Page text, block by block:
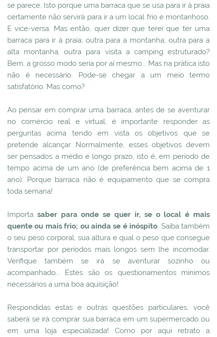
se parece. Isto porque uma barraca que se usa para ir à praia
certamente não servirá para ir a um local frio e montanhoso.
E vice-versa. Mas então, quer dizer que terei que ter uma
barraca para ir à praia; outra para a montanha; outra para a
alta montanha; outra para visita a camping estruturado?
Bem, a grosso modo seria por aí mesmo... Mas na prática isto
não é necessário. Pode-se chegar a um meio termo
satisfatório. Mas como?
Ao pensar em comprar uma barraca, antes de se aventurar
no comércio real e virtual, é importante responder as
perguntas acima tendo em vista os objetivos que se
pretende alcançar. Normalmente, esses objetivos devem
ser pensados a médio e longo prazo, isto é, em período de
tempo acima de um ano (de preferência bem acima de 1
ano). Porque barraca não é equipamento que se compra
toda semana!
Importa saber para onde se quer ir, se o local é mais
quente ou mais frio; ou ainda se é inóspito. Saiba também
o seu peso corporal, sua altura e qual o peso que consegue
transportar por períodos mais longos sem lhe incomodar.
Verifique também se irá se aventurar sozinho ou
acompanhado... Estes são os questionamentos mínimos
necessários a uma boa aquisição!
Respondidas estas e outras questões particulares, você
saberá se irá comprar sua barraca em um supermercado ou
em uma loja especializada! Como por aqui retrato a